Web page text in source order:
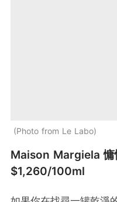
Photo from Le Labo
Maison Margiela 慵
$1,260/100ml